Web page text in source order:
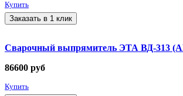
Купить
Заказать в 1 клик
Сварочный выпрямитель ЭТА ВД-313
86600 руб
Купить